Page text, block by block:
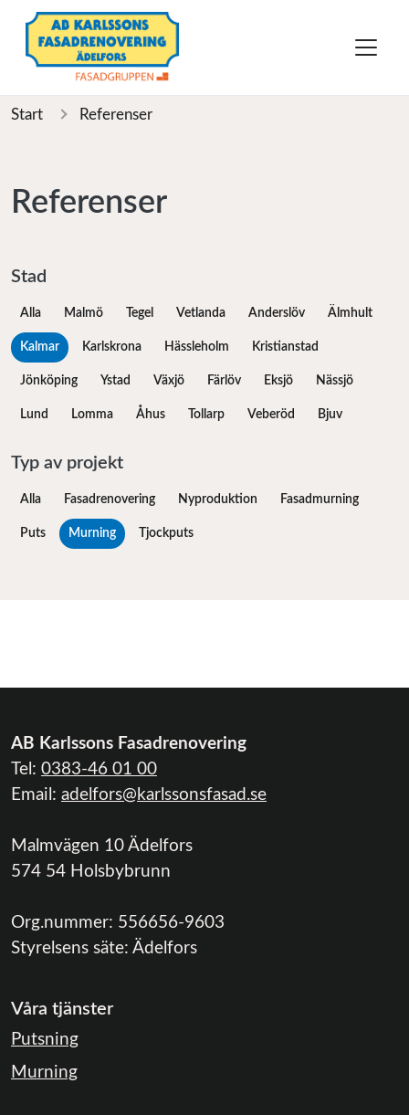
Start Referenser
Referenser
Stad
Alla Malmö Tegel Vetlanda Anderslöv Älmhult
Kalmar Karlskrona Hässleholm Kristianstad
Jönköping Ystad Växjö Färlöv Eksjö Nässjö
Lund Lomma Åhus Tollarp Veberöd Bjuv
Typ av projekt
Alla Fasadrenovering Nyproduktion Fasadmurning
Puts Murning Tjockputs
AB Karlssons Fasadrenovering
Tel: 0383-46 01 00
Email: adelfors@karlssonsfasad.se
Malmvägen 10 Ädelfors
574 54 Holsbybrunn
Org.nummer: 556656-9603
Styrelsens säte: Ädelfors
Våra tjänster
Putsning
Murning